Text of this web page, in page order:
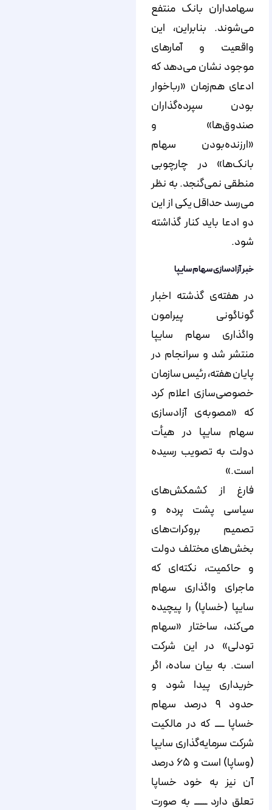
سهامداران بانک منتفع
می‌شوند. بنابراین، این
واقعیت و آمارهای
موجود نشان می‌دهد که
ادعای هم‌زمان «رباخوار
بودن سپرده‌گذاران
صندوق‌ها» و
«ارزنده‌بودن سهام
بانک‌ها» در چارچوبی
منطقی نمی‌گنجد. به نظر
می‌رسد حداقل یکی از این
دو ادعا باید کنار گذاشته
شود.
خبر آزادسازی سهام سایپا
در هفته‌ی گذشته اخبار
گوناگونی پیرامون
واگذاری سهام سایپا
منتشر شد و سرانجام در
پایان هفته، رئیس سازمان
خصوصی‌سازی اعلام کرد
که «مصوبه‌ی آزادسازی
سهام سایپا در هیأت
دولت به تصویب رسیده
است.»
فارغ از کشمکش‌های
سیاسی پشت پرده و
تصمیم بروکرات‌های
بخش‌های مختلف دولت
و حاکمیت، نکته‌ای که
ماجرای واگذاری سهام
سایپا (خساپا) را پیچیده
می‌کند، ساختار «سهام
تودلی» در این شرکت
است. به بیان ساده، اگر
خریداری پیدا شود و
حدود ۹ درصد سهام
خساپا ـــــ که در مالکیت
شرکت سرمایه‌گذاری سایپا
(وساپا) است و ۶۵ درصد
آن نیز به خود خساپا
تعلق دارد ـــــــ به صورت